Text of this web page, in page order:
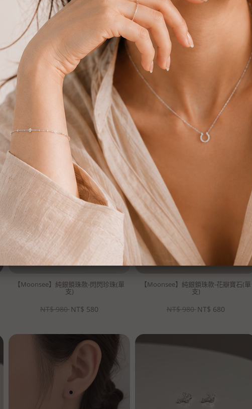
【Moonsee】純銀鎖珠款-麻花圈(單支)
680 NT$ 380
【Moonsee】純銀鎖珠-空心花瓣(單支)
880 NT$ 480
【Moonsee】純銀鎖珠款-閃閃珍珠(單
支)
NT$ 980 NT$ 580
【Moonsee】純銀鎖珠款-花瓣寶石(單
支)
NT$ 980 NT$ 680